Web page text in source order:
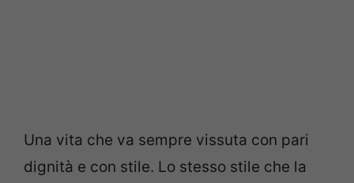
Una vita che va sempre vissuta con pari
dignità e con stile. Lo stesso stile che la